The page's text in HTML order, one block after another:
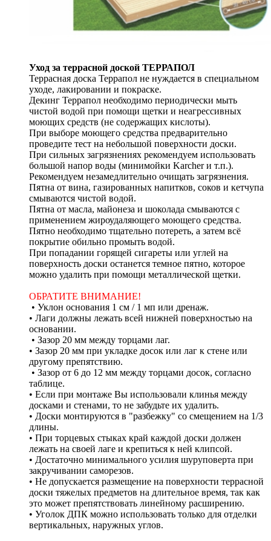
Уход за террасной доской ТЕРРАПОЛ
Террасная доска Террапол не нуждается в специальном
уходе, лакировании и покраске.
Декинг Террапол необходимо периодически мыть
чистой водой при помощи щетки и неагрессивных
моющих средств (не содержащих кислоты).
При выборе моющего средства предварительно
проведите тест на небольшой поверхности доски.
При сильных загрязнениях рекомендуем использовать
большой напор воды (минимойки Karcher и т.п.).
Рекомендуем незамедлительно очищать загрязнения.
Пятна от вина, газированных напитков, соков и кетчупа
смываются чистой водой.
Пятна от масла, майонеза и шоколада смываются с
применением жироудаляющего моющего средства.
Пятно необходимо тщательно потереть, а затем всё
покрытие обильно промыть водой.
При попадании горящей сигареты или углей на
поверхность доски останется темное пятно, которое
можно удалить при помощи металлической щетки.
ОБРАТИТЕ ВНИМАНИЕ!
• Уклон основания 1 см / 1 мп или дренаж.
• Лаги должны лежать всей нижней поверхностью на
основании.
• Зазор 20 мм между торцами лаг.
• Зазор 20 мм при укладке досок или лаг к стене или
другому препятствию.
• Зазор от 6 до 12 мм между торцами досок, согласно
таблице.
• Если при монтаже Вы использовали клинья между
досками и стенами, то не забудьте их удалить.
• Доски монтируются в "разбежку" со смещением на 1/3
длины.
• При торцевых стыках край каждой доски должен
лежать на своей лаге и крепиться к ней клипсой.
• Достаточно минимального усилия шуруповерта при
закручивании саморезов.
• Не допускается размещение на поверхности террасной
доски тяжелых предметов на длительное время, так как
это может препятствовать линейному расширению.
• Уголок ДПК можно использовать только для отделки
вертикальных, наружных углов.